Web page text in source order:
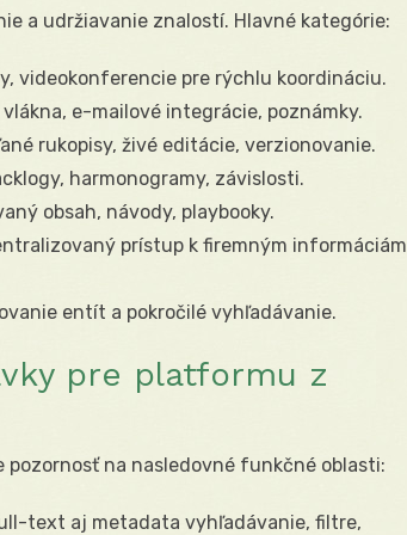
a udržiavanie znalostí. Hlavné kategórie:
videokonferencie pre rýchlu koordináciu.
e-mailové integrácie, poznámky.
rukopisy, živé editácie, verzionovanie.
harmonogramy, závislosti.
obsah, návody, playbooky.
prístup k firemným informáciám
entít a pokročilé vyhľadávanie.
pre platformu z
na nasledovné funkčné oblasti:
text aj metadata vyhľadávanie, filtre,